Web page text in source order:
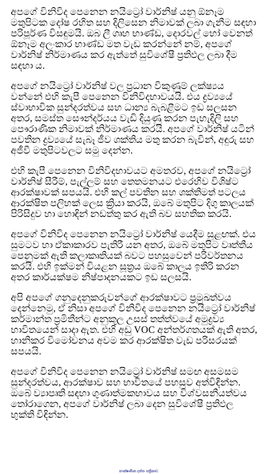
අපගේ විනිවිද පෙනෙන නයිට්‍රෝ වාර්නිෂ් යනු ඕනෑම
මතුපිටක දෝෂ රහිත සහ දිලිසෙන නිමාවක් ලබා ගැනීම සඳහා
පරිපූර්ණ විසඳුමයි. ඔබ ලී ගෘහ භාණ්ඩ, දොරවල් හෝ වෙනත්
ඕනෑම අලංකාර භාණ්ඩ මත වැඩ කරන්නේ නම්, අපගේ
වාර්නිෂ් නිර්මාණය කර ඇත්තේ සුවිශේෂී ප්‍රතිඵල ලබා දීම
සඳහා ය.
අපගේ නයිට්‍රෝ වාර්නිෂ් වල ප්‍රධාන විකුණුම් ලක්ෂ්‍යය
වන්නේ එහි කැපී පෙනෙන විනිවිදභාවයයි. එය ද්‍රව්‍යයේ
ස්වාභාවික සුන්දරත්වය සහ ධාන්‍ය බැබළීමට ඉඩ සලසන
අතර, සමස්ත සෞන්දර්යය වැඩි දියුණු කරන පැහැදිලි සහ
පෞරාණික නිමාවක් නිර්මාණය කරයි. අපගේ වාර්නිෂ් යටින්
පවතින ද්‍රව්‍යයේ සැබෑ ජීව ශක්තිය මතු කරන බැවින්, අඳුරු සහ
අජීවී මතුපිටවලට සමු දෙන්න.
එහි කැපී පෙනෙන විනිවිදභාවයට අමතරව, අපගේ නයිට්‍රෝ
වාර්නිෂ් සීරීම්, පැල්ලම් සහ තෙතමනයට එරෙහිව විශිෂ්ට
ආරක්ෂාවක් සපයයි. එහි කල් පවතින සහ ශක්තිමත් පටලය
ආරක්ෂිත පලිහක් ලෙස ක්‍රියා කරයි, ඔබේ මතුපිට දිගු කාලයක්
පිරිසිදුව හා හොඳින් නඩත්තු කර ඇති බව සහතික කරයි.
අපගේ විනිවිද පෙනෙන නයිට්‍රෝ වාර්නිෂ් යෙදීම සුළඟක්. එය
සුමටව හා ඒකාකාරව පැතිරී යන අතර, ඔබේ මතුපිට වෘත්තීය
පෙනුමක් ඇති කලාකෘතියක් බවට පහසුවෙන් පරිවර්තනය
කරයි. එහි ඉක්මන් වියළන සූත්‍රය ඔබේ කාලය ඉතිරි කරන
අතර කාර්යක්ෂම නිෂ්පාදනයකට ඉඩ සලසයි.
අපි අපගේ ගනුදෙනුකරුවන්ගේ ආරක්ෂාවට ප්‍රමුඛත්වය
දෙන්නෙමු, ඒ නිසා අපගේ විනිවිද පෙනෙන නයිට්‍රෝ වාර්නිෂ්
කර්මාන්ත ප්‍රමිතීන්ට අනුකූල උසස් තත්ත්වයේ අමුද්‍රව්‍ය
භාවිතයෙන් සාදා ඇත. එහි අඩු VOC අන්තර්ගතයක් ඇති අතර,
හානිකර විමෝචනය අවම කර ආරක්ෂිත වැඩ පරිසරයක්
සපයයි.
අපගේ විනිවිද පෙනෙන නයිට්‍රෝ වාර්නිෂ් සමඟ අසමසම
සුන්දරත්වය, ආරක්ෂාව සහ භාවිතයේ පහසුව අත්විඳින්න.
ඔබේ ව්‍යාපෘති සඳහා ගුණාත්මකභාවය සහ විශ්වසනීයත්වය
තෝරාගෙන, අපගේ වාර්නිෂ් ලබා දෙන සුවිශේෂී ප්‍රතිඵල
භුක්ති විඳින්න.
තාක්ෂණික දත්ත පත්‍රිකාව